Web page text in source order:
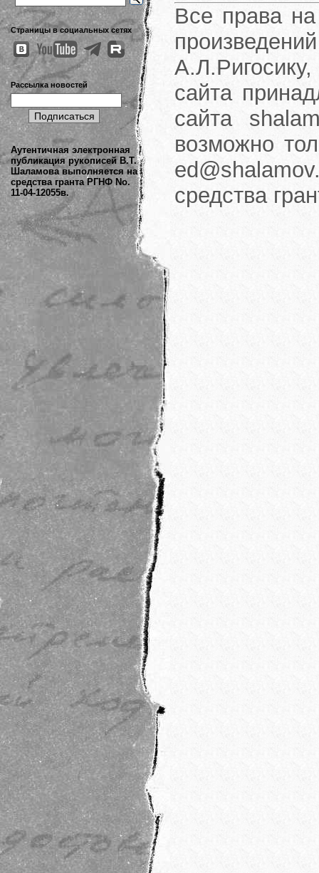
Страницы в социальных сетях
Рассылка новостей
Аутентичная электронная
публикация рукописей В.Т.
Шаламова выполняется на
средства гранта РГНФ No.
11-04-12055в.
Все права на
сайта
сайта
возможно
средства